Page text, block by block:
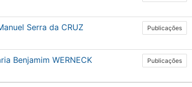
Serra da CRUZ Publicações
Benjamim WERNECK Publicações